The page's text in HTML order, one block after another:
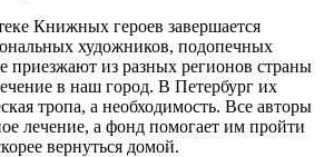
Книжных героев завершается
художников, подопечных
приезжают из разных регионов страны
в наш город. В Петербург их
тропа, а необходимость. Все авторы
лечение, а фонд помогает им пройти
вернуться домой.